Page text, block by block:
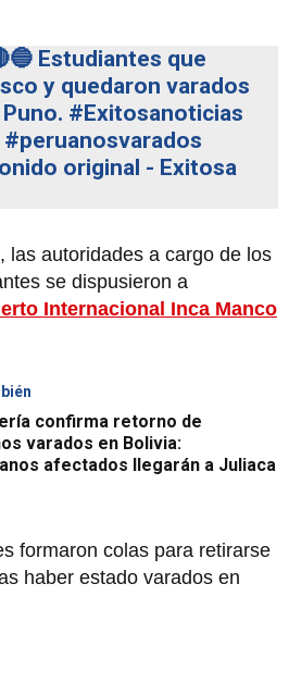
Estudiantes que
y quedaron varados
#Exitosanoticias
#peruanosvarados
original - Exitosa
las autoridades a cargo de los
se dispusieron a
Internacional Inca Manco
confirma retorno de
varados en Bolivia:
afectados llegarán a Juliaca
formaron colas para retirarse
haber estado varados en